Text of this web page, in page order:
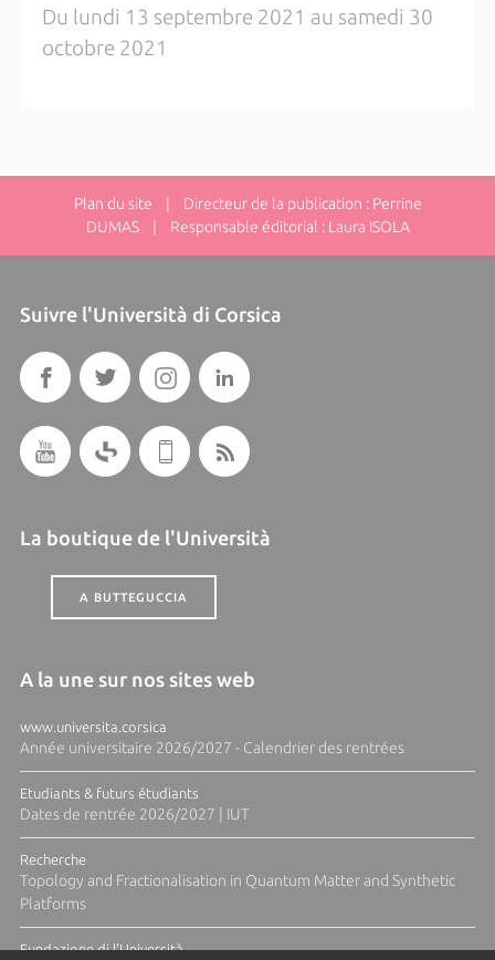
Du lundi 13 septembre 2021 au samedi 30
octobre 2021
Plan du site | Directeur de la publication : Perrine
DUMAS | Responsable éditorial : Laura ISOLA
Suivre l'Università di Corsica
La boutique de l'Università
A BUTTEGUCCIA
A la une sur nos sites web
www.universita.corsica
Année universitaire 2026/2027 - Calendrier des rentrées
Etudiants & futurs étudiants
Dates de rentrée 2026/2027 | IUT
Recherche
Topology and Fractionalisation in Quantum Matter and Synthetic
Platforms
Fundazione di l'Università